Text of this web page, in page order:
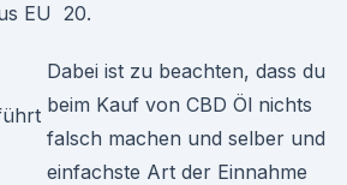
EU 20.
Dabei ist zu beachten, dass du
beim Kauf von CBD Öl nichts
falsch machen und selber und
einfachste Art der Einnahme